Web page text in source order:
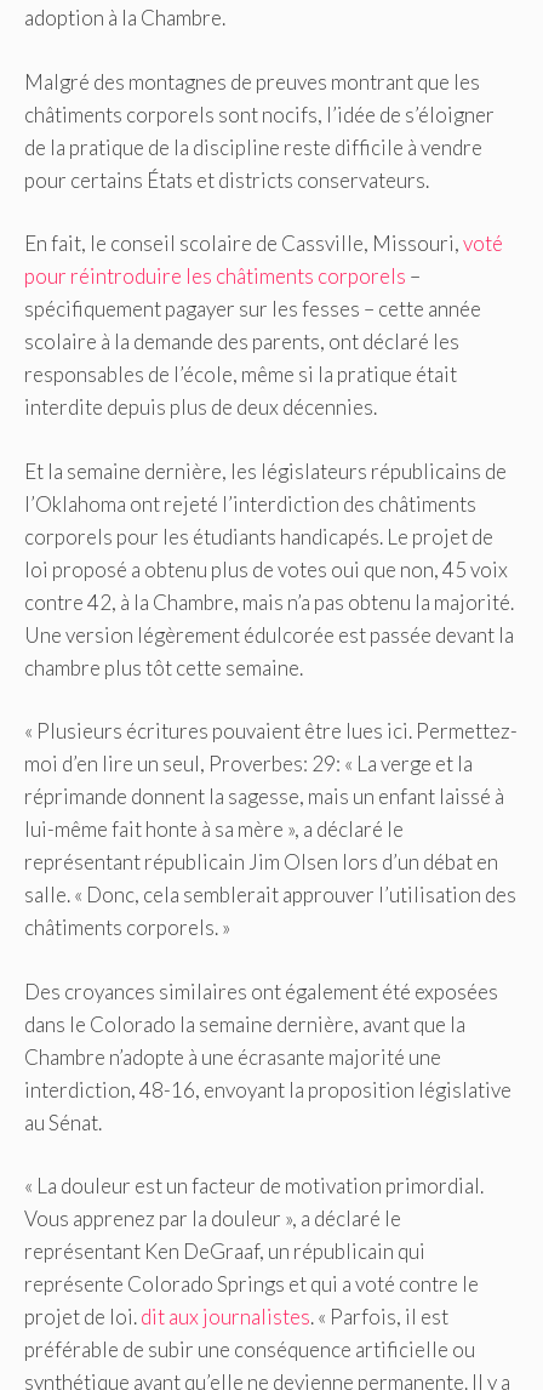
adoption à la Chambre.
Malgré des montagnes de preuves montrant que les
châtiments corporels sont nocifs, l’idée de s’éloigner
de la pratique de la discipline reste difficile à vendre
pour certains États et districts conservateurs.
En fait, le conseil scolaire de Cassville, Missouri,voté
pour réintroduire les châtiments corporels –
spécifiquement pagayer sur les fesses – cette année
scolaire à la demande des parents, ont déclaré les
responsables de l’école, même si la pratique était
interdite depuis plus de deux décennies.
Et la semaine dernière, les législateurs républicains de
l’Oklahoma ont rejeté l’interdiction des châtiments
corporels pour les étudiants handicapés. Le projet de
loi proposé a obtenu plus de votes oui que non, 45 voix
contre 42, à la Chambre, mais n’a pas obtenu la majorité.
Une version légèrement édulcorée est passée devant la
chambre plus tôt cette semaine.
« Plusieurs écritures pouvaient être lues ici. Permettez-
moi d’en lire un seul, Proverbes: 29: « La verge et la
réprimande donnent la sagesse, mais un enfant laissé à
lui-même fait honte à sa mère », a déclaré le
représentant républicain Jim Olsen lors d’un débat en
salle. « Donc, cela semblerait approuver l’utilisation des
châtiments corporels. »
Des croyances similaires ont également été exposées
dans le Colorado la semaine dernière, avant que la
Chambre n’adopte à une écrasante majorité une
interdiction, 48-16, envoyant la proposition législative
au Sénat.
« La douleur est un facteur de motivation primordial.
Vous apprenez par la douleur », a déclaré le
représentant Ken DeGraaf, un républicain qui
représente Colorado Springs et qui a voté contre le
projet de loi.dit aux journalistes. « Parfois, il est
préférable de subir une conséquence artificielle ou
synthétique avant qu’elle ne devienne permanente. Il y a